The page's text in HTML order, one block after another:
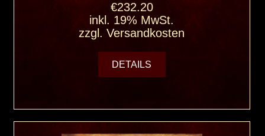
€232.20
inkl. 19% MwSt.
zzgl.Versandkosten
DETAILS